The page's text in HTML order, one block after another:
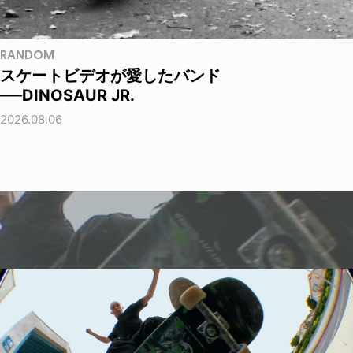
RANDOM
スケートビデオが愛したバンド
──DINOSAUR JR.
2026.08.06